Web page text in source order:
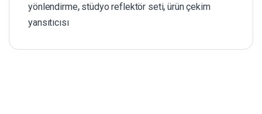
yönlendirme, stüdyo reflektör seti,ürün çekim
yansıtıcısı